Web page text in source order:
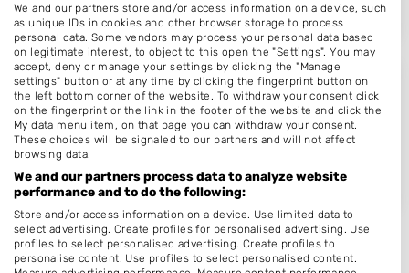
All (a)round Hairstyling
Spletting 33
4871JE Etten-Leur
We and our partners store and/or access information on a device, such
as unique IDs in cookies and other browser storage to process
personal data. Some vendors may process your personal data based
on legitimate interest, to object to this open the "Settings". You may
accept, deny or manage your settings by clicking the "Manage
settings" button or at any time by clicking the fingerprint button on
the left bottom corner of the website. To withdraw your consent click
on the fingerprint or the link in the footer of the website and click the
My data menu item, on that page you can withdraw your consent.
These choices will be signaled to our partners and will not affect
browsing data.
We and our partners process data to analyze website
performance and to do the following:
Store and/or access information on a device. Use limited data to
select advertising. Create profiles for personalised advertising. Use
profiles to select personalised advertising. Create profiles to
personalise content. Use profiles to select personalised content.